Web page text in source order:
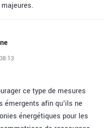
ce type de mesures
émergents afin qu'ils ne
énergétiques pour les